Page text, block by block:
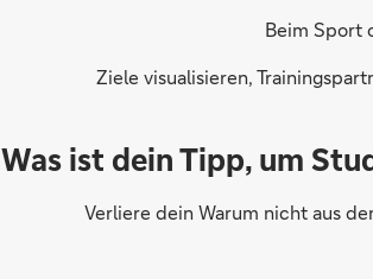
Beim Sport
Ziele visualisieren,
Was ist dein Tipp, um
Verliere dein Warum nicht aus